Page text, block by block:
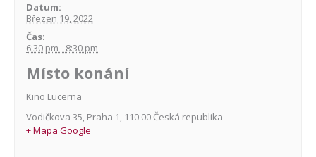
Datum:
Březen 19, 2022
Čas:
6:30 pm - 8:30 pm
Místo konání
Kino Lucerna
Vodičkova 35, Praha 1, 110 00 Česká republika
+ Mapa Google